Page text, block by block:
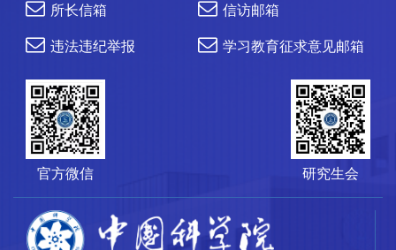
所长信箱 信访邮箱
违法违纪举报 学习教育征求意见邮箱
官方微信 研究生会